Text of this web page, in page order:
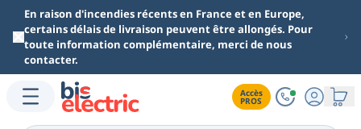
Aller au contenu principal
En raison d'incendies récents en France et en Europe,
certains délais de livraison peuvent être allongés. Pour
toute information complémentaire, merci de nous
contacter.
Accès
PROS